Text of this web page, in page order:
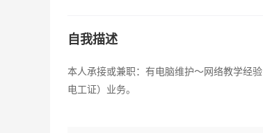
自我描述
本人承接或兼职：有电脑维护～网络教学经
电工证）业务。